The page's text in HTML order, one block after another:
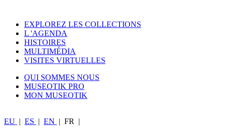
EXPLOREZ LES COLLECTIONS
L 'AGENDA
HISTOIRES
MULTIMÉDIA
VISITES VIRTUELLES
QUI SOMMES NOUS
MUSEOTIK PRO
MON MUSEOTIK
EU | ES | EN | FR |